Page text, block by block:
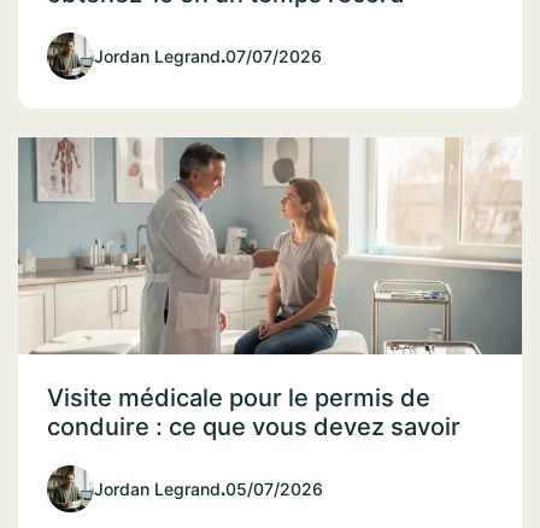
Jordan Legrand.07/07/2026
Visite médicale pour le permis de
conduire : ce que vous devez savoir
Jordan Legrand.05/07/2026